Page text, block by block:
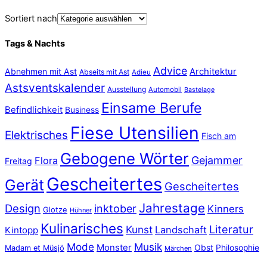
Sortiert nach
Tags & Nachts
Abnehmen mit Ast Abseits mit Ast Adieu Advice Architektur
Astsventskalender Ausstellung Automobil Bastelage
Befindlichkeit Business Einsame Berufe
Elektrisches Fiese Utensilien Fisch am
Freitag Flora Gebogene Wörter Gejammer
Gerät Gescheitertes Gescheitertes
Design Glotze Hühner inktober Jahrestage Kinners
Kintopp Kulinarisches Kunst Landschaft Literatur
Madam et Müsjö Mode Monster Musik Märchen Obst Philosophie